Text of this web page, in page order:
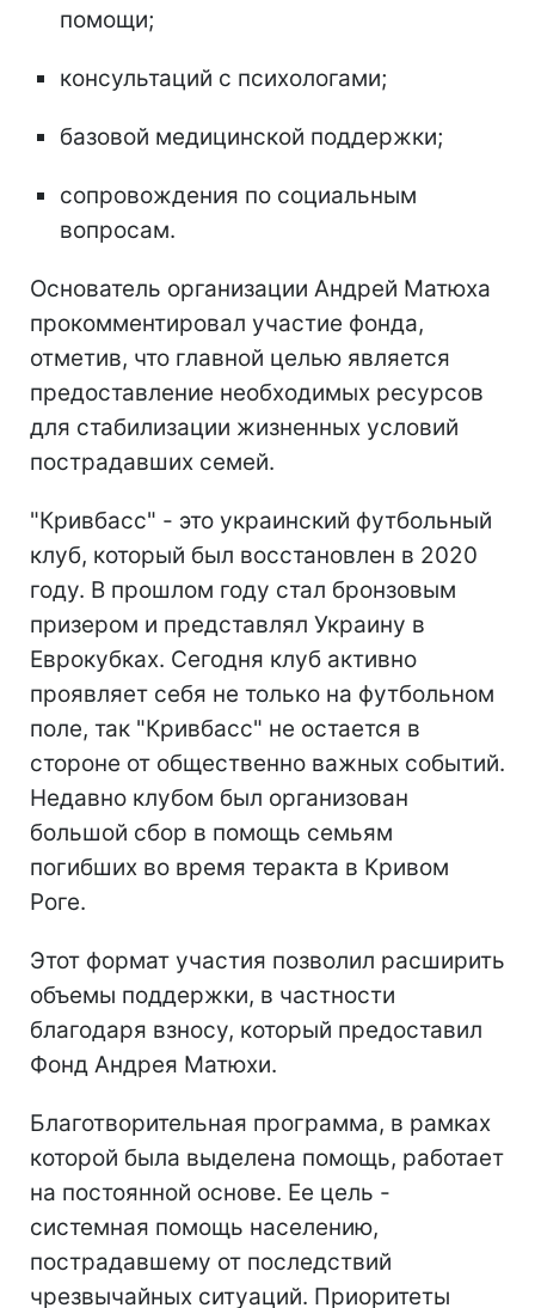
помощи;
консультаций с психологами;
базовой медицинской поддержки;
сопровождения по социальным
вопросам.
Основатель организации Андрей Матюха
прокомментировал участие фонда,
отметив, что главной целью является
предоставление необходимых ресурсов
для стабилизации жизненных условий
пострадавших семей.
"Кривбасс" - это украинский футбольный
клуб, который был восстановлен в 2020
году. В прошлом году стал бронзовым
призером и представлял Украину в
Еврокубках. Сегодня клуб активно
проявляет себя не только на футбольном
поле, так "Кривбасс" не остается в
стороне от общественно важных событий.
Недавно клубом был организован
большой сбор в помощь семьям
погибших во время теракта в Кривом
Роге.
Этот формат участия позволил расширить
объемы поддержки, в частности
благодаря взносу, который предоставил
Фонд Андрея Матюхи.
Благотворительная программа, в рамках
которой была выделена помощь, работает
на постоянной основе. Ее цель -
системная помощь населению,
пострадавшему от последствий
чрезвычайных ситуаций. Приоритеты